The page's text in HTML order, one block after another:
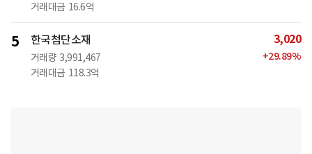
거래대금 16.6억
5 한국첨단소재
거래량 3,991,467
거래대금 118.3억
3,020
+29.89%